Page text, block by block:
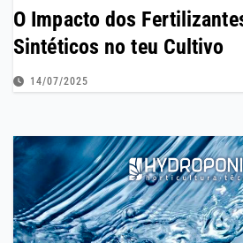
O Impacto dos
Sintéticos no teu Cultivo
14/07/2025